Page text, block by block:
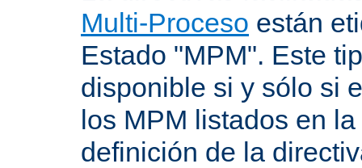
Multi-Proceso están
Estado "MPM". Este
disponible si y sólo si
los MPM listados en
definición de la